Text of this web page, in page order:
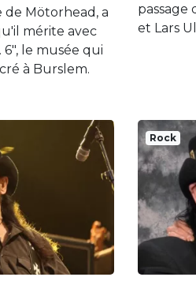
de Mötorhead, a
mérite avec
le musée qui
à Burslem.
passage
et Lars
Rock